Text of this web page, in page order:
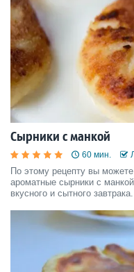
Сырники с манкой
60 мин.
По этому рецепту вы
ароматные сырники с
вкусного и сытного завтрака.